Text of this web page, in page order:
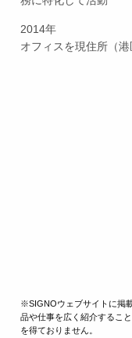
2014年
オフィスを現住所（
※SIGNOウェブサイトに掲
品や仕事を広く紹介するこ
を得ておりません。